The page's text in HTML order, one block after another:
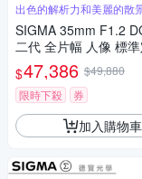
出色的解析力和美麗的散
SIGMA 35mm F1.2
二代 全片幅 人像 標
For SONY E-mount (
$47,386 $49,880
限時下殺
券
加入購物車